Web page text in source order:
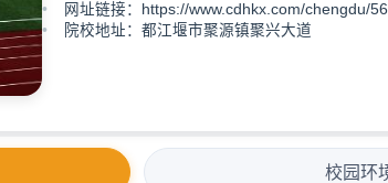
网址链接：https://www.cdhkx.com/chengdu/
院校地址：都江堰市聚源镇聚兴大道
校园环